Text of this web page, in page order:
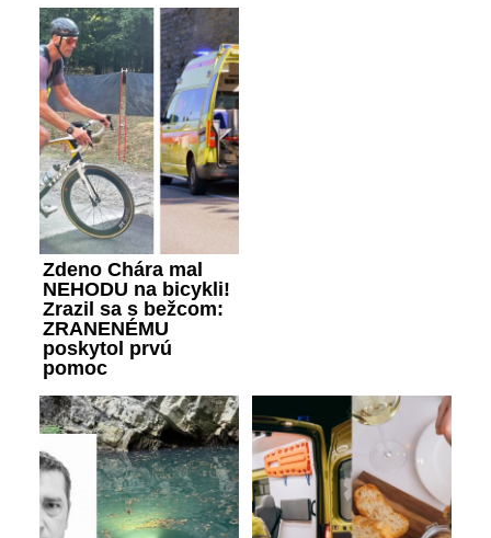
Zdeno Chára mal
NEHODU na bicykli!
Zrazil sa s bežcom:
ZRANENÉMU
poskytol prvú
pomoc